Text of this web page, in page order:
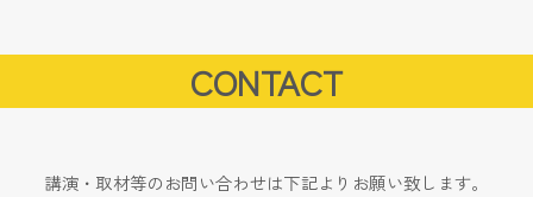
CONTACT
講演・取材等のお問い合わせは下記よりお願い致します。